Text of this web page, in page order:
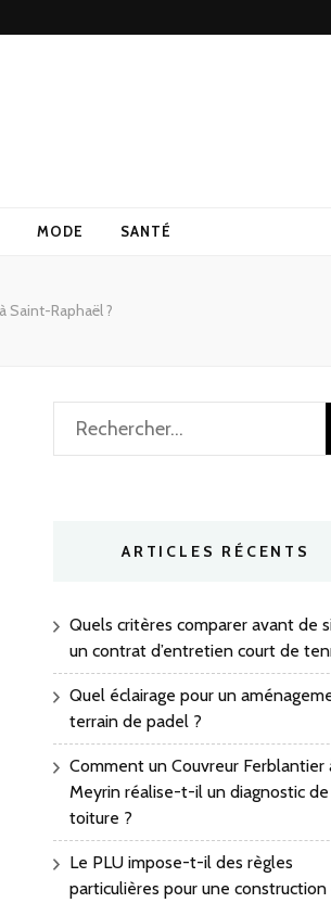
MODE SANTÉ
Saint-Raphaël ?
Rechercher :
ARTICLES RÉCENTS
Quels critères comparer avant de
un contrat d’entretien court de
Quel éclairage pour un
terrain de padel ?
Comment un Couvreur Ferblantier
Meyrin réalise-t-il un diagnostic de
toiture ?
Le PLU impose-t-il des règles
particulières pour une construction